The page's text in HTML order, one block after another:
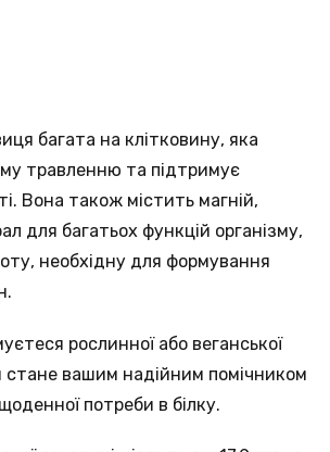
багата на клітковину, яка
травленню та підтримує
Вона також містить магній,
для багатьох функцій організму,
необхідну для формування
рослинної або веганської
стане вашим надійним помічником
потреби в білку.